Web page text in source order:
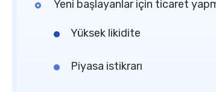
Yeni başlayanlar için ticaret
Yüksek likidite
Piyasa istikrarı